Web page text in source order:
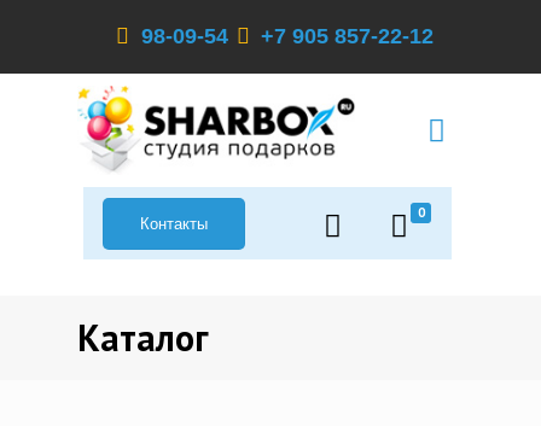
98-09-54 +7 905 857-22-12
0
Контакты
Каталог